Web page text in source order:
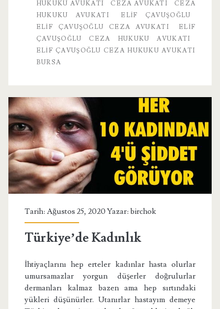
HUKUKU AVUKATI CEZA AVUKATI
CEZA
HUKUKU AVUKATI
ELİF ÇAVUŞOĞLU
ELIF ÇAVUŞOĞLU CEZA AVUKATI
ELIF
ÇAVUŞOĞLU CEZA HUKUKU AVUKATI
ELIF ÇAVUŞOĞLU CEZA HUKUKU AVUKATI
BURSA
Tarih: Ağustos 25, 2020 Yazar: birchok
Türkiye’de Kadınlık
İhtiyaçlarını hep erteler kadınlar hasta olurlar
umursamazlar yorgun düşerler doğrulurlar
dermanları kalmaz bazen ama hep sırtındaki
yükleri düşünürler. Utanırlar hastayım demeye